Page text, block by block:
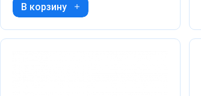
В корзину